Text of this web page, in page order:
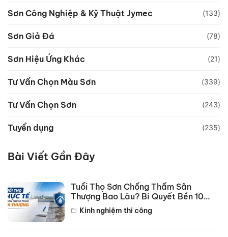
Sơn Công Nghiệp & Kỹ Thuật Jymec (133)
Sơn Giả Đá (78)
Sơn Hiệu Ứng Khác (21)
Tư Vấn Chọn Màu Sơn (339)
Tư Vấn Chọn Sơn (243)
Tuyển dụng (235)
Bài Viết Gần Đây
Tuổi Thọ Sơn Chống Thấm Sân
Thượng Bao Lâu? Bí Quyết Bền 10
NămKinh nghiệm thi công